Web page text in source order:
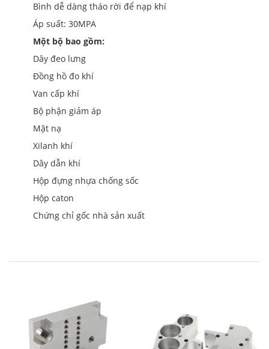
Bình dễ dàng tháo rời để nạp khí
Áp suất: 30MPA
Một bộ bao gồm:
Dây đeo lưng
Đồng hồ đo khí
Van cấp khí
Bộ phận giảm áp
Mặt nạ
Xilanh khí
Dây dẫn khí
Hộp đựng nhựa chống sốc
Hộp caton
Chứng chỉ gốc nhà sản xuất